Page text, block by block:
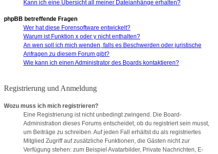
Kann ich eine Übersicht all meiner Dateianhänge erhalten?
phpBB betreffende Fragen
Wer hat diese Forensoftware entwickelt?
Warum ist Funktion x oder y nicht enthalten?
An wen soll ich mich wenden, falls es Beschwerden oder juristische
Anfragen zu diesem Forum gibt?
Wie kann ich einen Administrator des Boards kontaktieren?
Registrierung und Anmeldung
Wozu muss ich mich registrieren?
Eine Registrierung ist nicht unbedingt zwingend. Die Board-
Administration dieses Forums entscheidet, ob du registriert sein musst,
um Beiträge zu schreiben. Auf jeden Fall erhältst du als registriertes
Mitglied Zugriff auf zusätzliche Funktionen, die Gästen nicht zur
Verfügung stehen: zum Beispiel Avatarbilder, Private Nachrichten, E-